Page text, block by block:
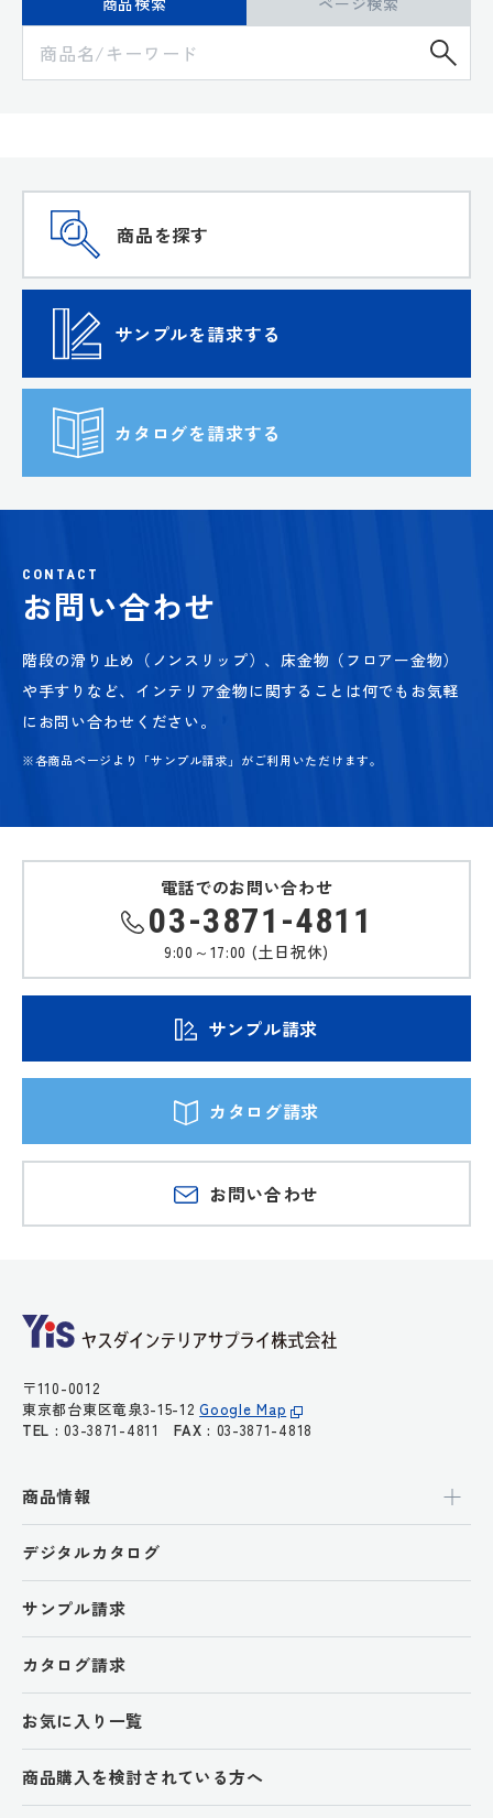
商品を探す
サンプルを請求する
カタログを請求する
CONTACT
お問い合わせ
階段の滑り止め（ノンスリップ）、床金物（フロアー金物）
や手すりなど、 インテリア金物に関することは何でもお気軽
にお問い合わせください。
※各商品ページより「サンプル請求」がご利用いただけます。
電話でのお問い合わせ
03-3871-4811
9:00～17:00 (土日祝休)
サンプル請求
カタログ請求
お問い合わせ
〒110-0012
東京都台東区竜泉3-15-12Google Map
TEL : 03-3871-4811FAX : 03-3871-4818
商品情報
デジタルカタログ
サンプル請求
カタログ請求
お気に入り一覧
商品購入を検討されている方へ